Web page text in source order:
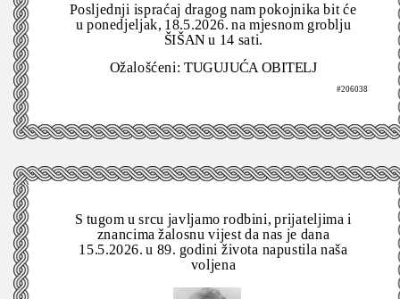
Posljednji ispraćaj dragog nam pokojnika bit će
u ponedjeljak, 18.5.2026. na mjesnom groblju
ŠIŠAN u 14 sati.
Ožalošćeni: TUGUJUĆA OBITELJ
#206038
S tugom u srcu javljamo rodbini, prijateljima i
znancima žalosnu vijest da nas je dana
15.5.2026. u 89. godini života napustila naša
voljena